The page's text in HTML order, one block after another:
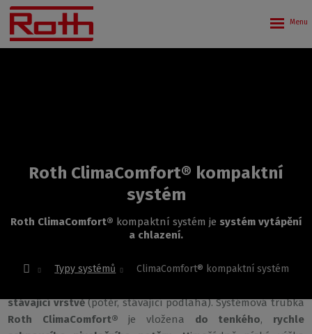
Roth ClimaComfort® kompaktní
systém
Roth ClimaComfort® kompaktní systém je systém vytápění
a chlazení.
Typy systémů ClimaComfort® kompaktní systém
Roth ClimaComfort®kompaktní systém jesystém vytápění
stávající vrstvě(potěr, stávající podlaha). Systémová trubka
Roth ClimaComfort® je vložena do tenkého, rychle